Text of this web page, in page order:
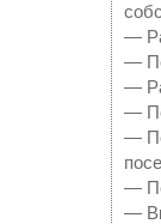
—
—
—
—
—
—
—